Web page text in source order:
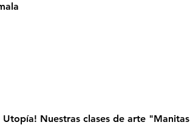
Utopía! Nuestras clases de arte "Manitas